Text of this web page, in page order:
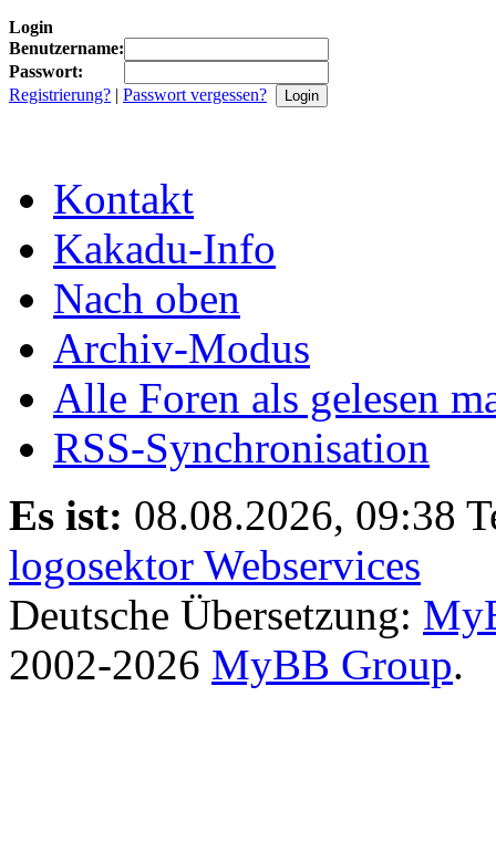
Login
Benutzername:
Passwort:
Registrierung? | Passwort vergessen?
Kontakt
Kakadu-Info
Nach oben
Archiv-Modus
Alle Foren als gelesen
RSS-Synchronisation
Es ist: 08.08.2026, 09:38
logosektor Webservices
Deutsche Übersetzung:
2002-2026 MyBB Group.